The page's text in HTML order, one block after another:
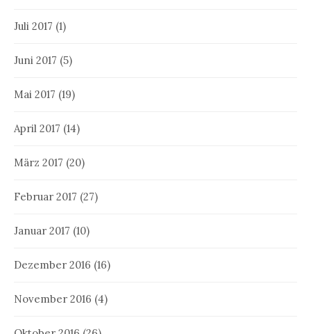
Juli 2017 (1)
Juni 2017 (5)
Mai 2017 (19)
April 2017 (14)
März 2017 (20)
Februar 2017 (27)
Januar 2017 (10)
Dezember 2016 (16)
November 2016 (4)